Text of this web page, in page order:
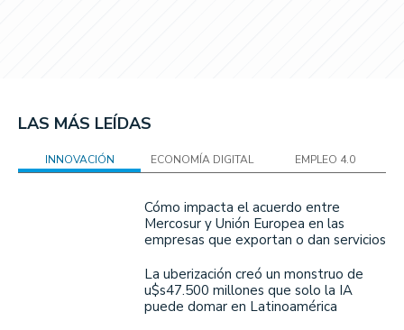
LAS MÁS LEÍDAS
INNOVACIÓN ECONOMÍA DIGITAL EMPLEO 4.0
Cómo impacta el acuerdo entre
Mercosur y Unión Europea en las
empresas que exportan o dan servicios
La uberización creó un monstruo de
u$s47.500 millones que solo la IA
puede domar en Latinoamérica